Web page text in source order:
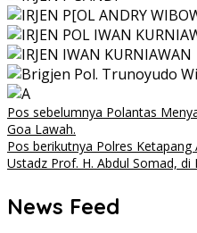
Navigasi
pos
Pos sebelumnya Polantas
Goa Lawah.
Pos berikutnya Polres Ketapang
Ustadz Prof. H. Abdul Somad,
News Feed